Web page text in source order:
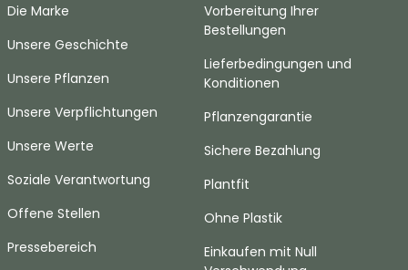
Die Marke
Unsere Geschichte
Unsere Pflanzen
Unsere Verpflichtungen
Unsere Werte
Soziale Verantwortung
Offene Stellen
Pressebereich
Vorbereitung Ihrer
Bestellungen
Lieferbedingungen und
Konditionen
Pflanzengarantie
Sichere Bezahlung
Plantfit
Ohne Plastik
Einkaufen mit Null